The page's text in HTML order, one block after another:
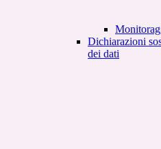
Dichiarazioni
dei dati